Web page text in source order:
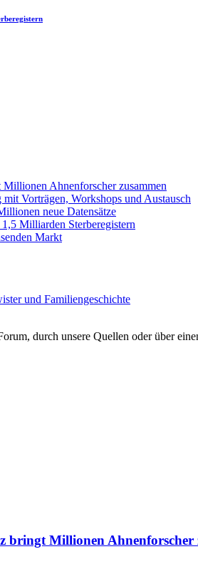
Ahnenforscher zusammen
Vorträgen, Workshops und Austausch
neue Datensätze
Milliarden Sterberegistern
Markt
und Familiengeschichte
durch unsere Quellen oder über
bringt Millionen Ahnenforscher